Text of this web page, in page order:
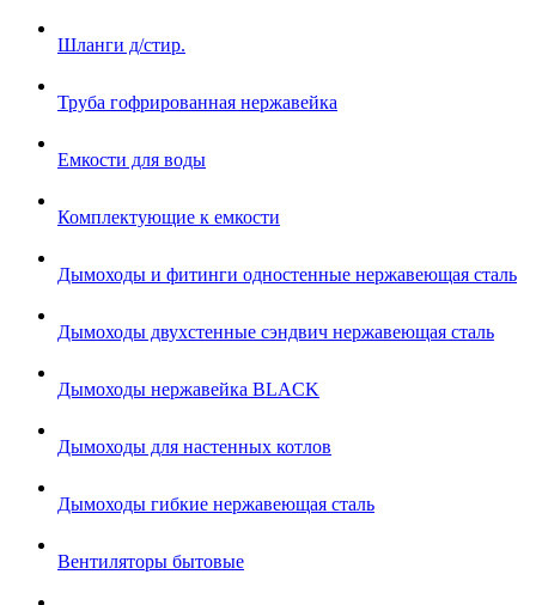
Шланги д/стир.
Труба гофрированная нержавейка
Емкости для воды
Комплектующие к емкости
Дымоходы и фитинги одностенные нержавеющая сталь
Дымоходы двухстенные сэндвич нержавеющая сталь
Дымоходы нержавейка BLACK
Дымоходы для настенных котлов
Дымоходы гибкие нержавеющая сталь
Вентиляторы бытовые